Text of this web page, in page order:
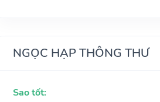
NGỌC HẠP THÔNG THƯ
Sao tốt: